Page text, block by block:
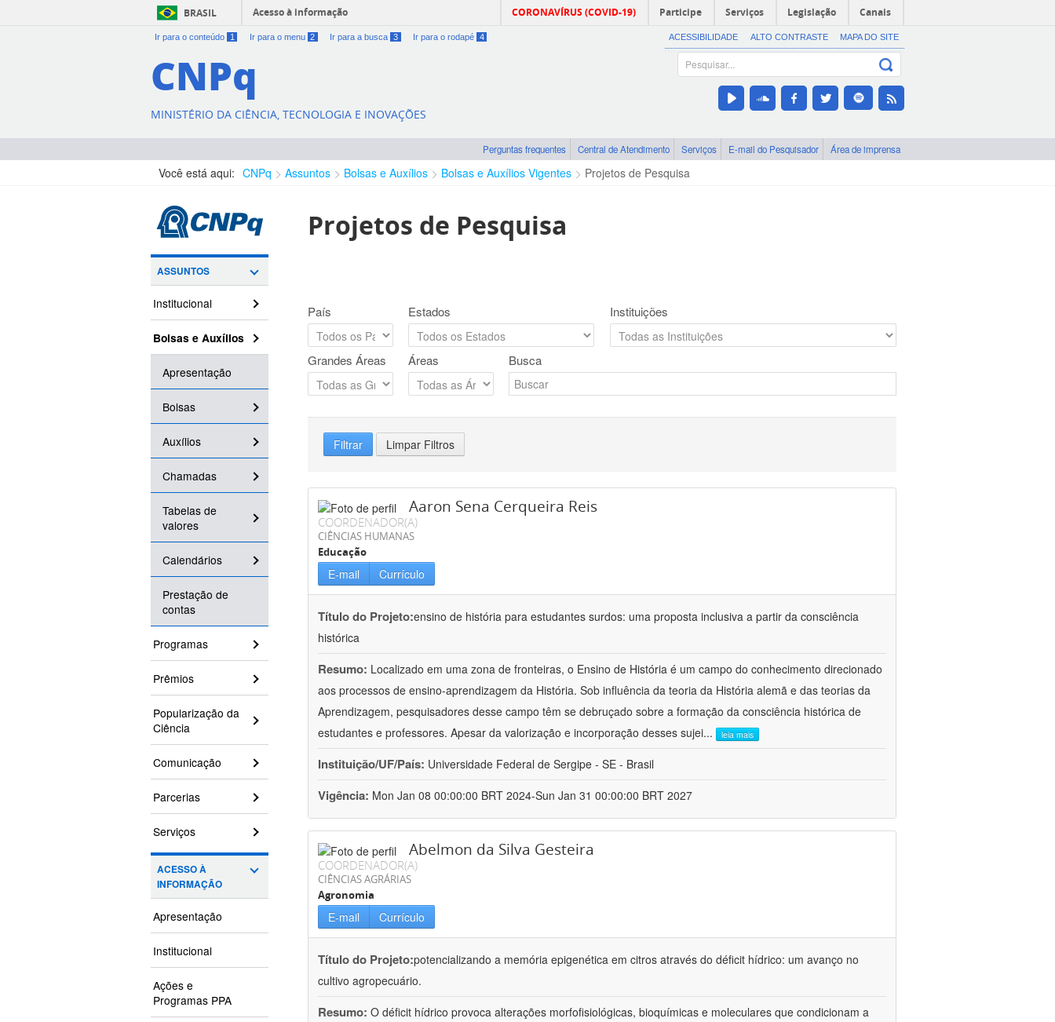
BRASIL Acesso à informação CORONAVÍRUS (COVID-19) Participe Serviços Legislação Canais
Ir para o conteúdo 1 Ir para o menu 2 Ir para a busca 3 Ir para o rodapé 4 ACESSIBILIDADE ALTO CONTRASTE MAPA DO SITE
CNPq
MINISTÉRIO DA CIÊNCIA, TECNOLOGIA E INOVAÇÕES
Perguntas frequentes Central de Atendimento Serviços E-mail do Pesquisador Área de imprensa
Você está aqui: CNPq Assuntos Bolsas e Auxílios Bolsas e Auxílios Vigentes Projetos de Pesquisa
ASSUNTOS
Institucional
Bolsas e Auxílios
Apresentação
Bolsas
Auxílios
Chamadas
Tabelas de
valores
Calendários
Prestação de
contas
Programas
Prêmios
Popularização da
Ciência
Comunicação
Parcerias
Serviços
ACESSO À
INFORMAÇÃO
Apresentação
Institucional
Ações e
Programas PPA
Projetos de Pesquisa
País Estados Instituições
Grandes Áreas Áreas Busca
Filtrar Limpar Filtros
Aaron Sena Cerqueira Reis
COORDENADOR(A)
CIÊNCIAS HUMANAS
Educação
E-mail Currículo
Título do Projeto:ensino de história para estudantes surdos: uma proposta inclusiva a partir da consciência
histórica
Resumo: Localizado em uma zona de fronteiras, o Ensino de História é um campo do conhecimento direcionado
aos processos de ensino-aprendizagem da História. Sob influência da teoria da História alemã e das teorias da
Aprendizagem, pesquisadores desse campo têm se debruçado sobre a formação da consciência histórica de
estudantes e professores. Apesar da valorização e incorporação desses sujei... leia mais
Instituição/UF/País: Universidade Federal de Sergipe - SE - Brasil
Vigência: Mon Jan 08 00:00:00 BRT 2024-Sun Jan 31 00:00:00 BRT 2027
Abelmon da Silva Gesteira
COORDENADOR(A)
CIÊNCIAS AGRÁRIAS
Agronomia
E-mail Currículo
Título do Projeto:potencializando a memória epigenética em citros através do déficit hídrico: um avanço no
cultivo agropecuário.
Resumo: O déficit hídrico provoca alterações morfofisiológicas, bioquímicas e moleculares que condicionam a